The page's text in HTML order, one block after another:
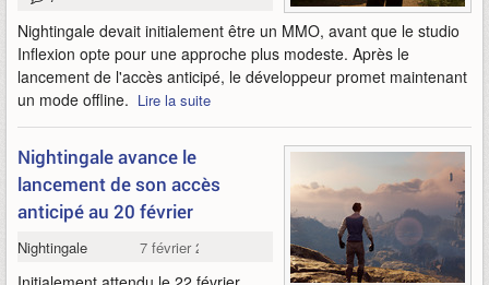
Nightingale devait initialement être un MMO, avant que le studio
Inflexion opte pour une approche plus modeste. Après le
lancement de l'accès anticipé, le développeur promet maintenant
un mode offline. Lire la suite
Nightingale avance le
lancement de son accès
anticipé au 20 février
Nightingale 7 février 2024